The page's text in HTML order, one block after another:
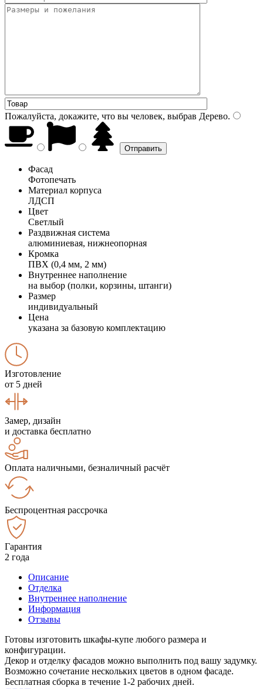
Пожалуйста, докажите, что вы человек, выбрав Дерево.
Фасад
Фотопечать
Материал корпуса
ЛДСП
Цвет
Светлый
Раздвижная система
алюминиевая, нижнеопорная
Кромка
ПВХ (0,4 мм, 2 мм)
Внутреннее наполнение
на выбор (полки, корзины, штанги)
Размер
индивидуальный
Цена
указана за базовую комплектацию
Изготовление
от 5 дней
Замер, дизайн
и доставка бесплатно
Оплата наличными, безналичный расчёт
Беспроцентная рассрочка
Гарантия
2 года
Описание
Отделка
Внутреннее наполнение
Информация
Отзывы
Готовы изготовить шкафы-купе любого размера и
конфигурации.
Декор и отделку фасадов можно выполнить под вашу задумку.
Возможно сочетание нескольких цветов в одном фасаде.
Бесплатная сборка в течение 1-2 рабочих дней.